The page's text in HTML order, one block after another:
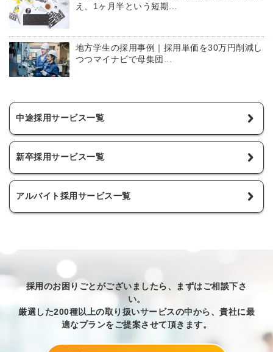
え、1ヶ月半という短期...
地方学生の採用事例｜採用単価を30万円削減し
つつマイナビで母集団...
中途採用サービス一覧
新卒採用サービス一覧
アルバイト採用サービス一覧
採用のお困りごとがございましたら、まずはご相談下さ
い。
厳選した200種以上の取り扱いサービスの中から、貴社に最
適なプランをご提案させて頂きます。